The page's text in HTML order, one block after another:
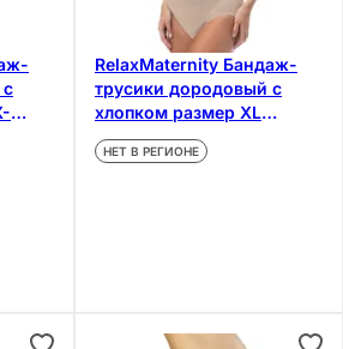
RelaxMaternity Бандаж-
трусики дородовый с
хлопком размер XL
Бежевый
НЕТ В РЕГИОНЕ